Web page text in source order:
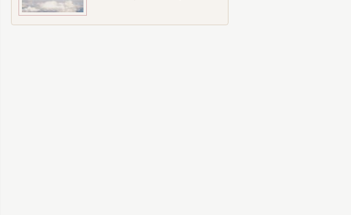
IBERYA HAVAYOLLARI GÜNEŞ